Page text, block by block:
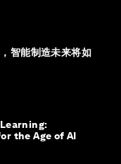
智能制造未来将如
the Age of AI